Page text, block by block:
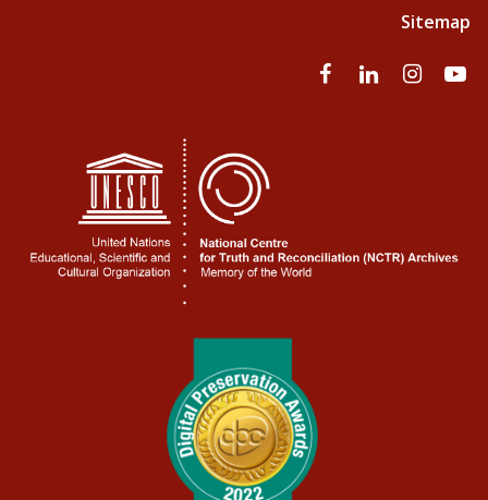
Sitemap